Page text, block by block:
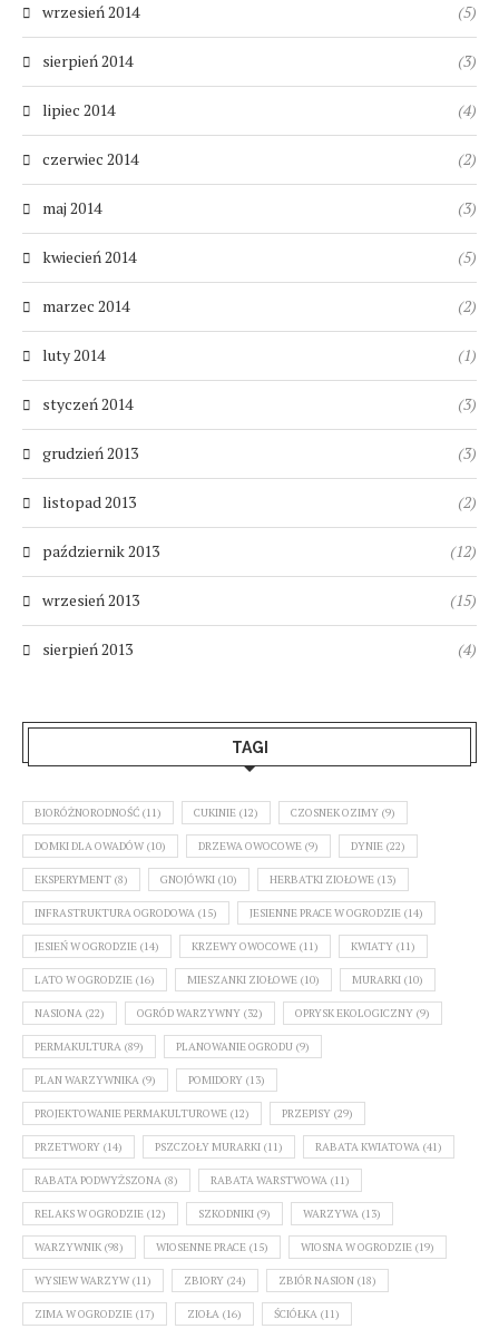
wrzesień 2014 (5)
sierpień 2014 (3)
lipiec 2014 (4)
czerwiec 2014 (2)
maj 2014 (3)
kwiecień 2014 (5)
marzec 2014 (2)
luty 2014 (1)
styczeń 2014 (3)
grudzień 2013 (3)
listopad 2013 (2)
październik 2013 (12)
wrzesień 2013 (15)
sierpień 2013 (4)
TAGI
BIORÓŻNORODNOŚĆ (11) CUKINIE (12) CZOSNEK OZIMY (9)
DOMKI DLA OWADÓW (10) DRZEWA OWOCOWE (9) DYNIE (22)
EKSPERYMENT (8) GNOJÓWKI (10) HERBATKI ZIOŁOWE (13)
INFRASTRUKTURA OGRODOWA (15) JESIENNE PRACE W OGRODZIE (14)
JESIEŃ W OGRODZIE (14) KRZEWY OWOCOWE (11) KWIATY (11)
LATO W OGRODZIE (16) MIESZANKI ZIOŁOWE (10) MURARKI (10)
NASIONA (22) OGRÓD WARZYWNY (32) OPRYSK EKOLOGICZNY (9)
PERMAKULTURA (89) PLANOWANIE OGRODU (9)
PLAN WARZYWNIKA (9) POMIDORY (13)
PROJEKTOWANIE PERMAKULTUROWE (12) PRZEPISY (29)
PRZETWORY (14) PSZCZOŁY MURARKI (11) RABATA KWIATOWA (41)
RABATA PODWYŻSZONA (8) RABATA WARSTWOWA (11)
RELAKS W OGRODZIE (12) SZKODNIKI (9) WARZYWA (13)
WARZYWNIK (98) WIOSENNE PRACE (15) WIOSNA W OGRODZIE (19)
WYSIEW WARZYW (11) ZBIORY (24) ZBIÓR NASION (18)
ZIMA W OGRODZIE (17) ZIOŁA (16) ŚCIÓŁKA (11)